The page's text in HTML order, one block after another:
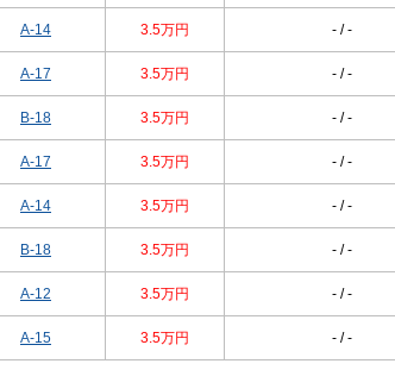
A-14 3.5万円 - / -
A-17 3.5万円 - / -
B-18 3.5万円 - / -
A-17 3.5万円 - / -
A-14 3.5万円 - / -
B-18 3.5万円 - / -
A-12 3.5万円 - / -
A-15 3.5万円 - / -